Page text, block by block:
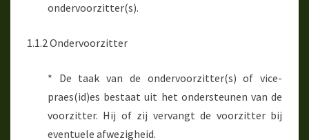
ondervoorzitter(s).
1.1.2 Ondervoorzitter
* De taak van de ondervoorzitter(s) of vice-
praes(id)es bestaat uit het ondersteunen van de
voorzitter. Hij of zij vervangt de voorzitter bij
eventuele afwezigheid.